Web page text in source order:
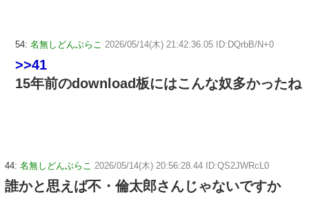
54: 名無しどんぶらこ 2026/05/14(木) 21:42:36.05 ID:DQrbB/N+0
>>41
15年前のdownload板にはこんな奴多かったね
44: 名無しどんぶらこ 2026/05/14(木) 20:56:28.44 ID:QS2JWRcL0
誰かと思えば不・倫太郎さんじゃないですか